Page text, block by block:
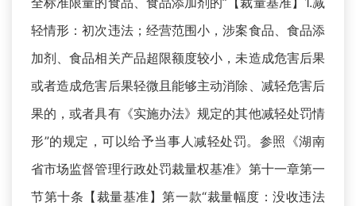
轻情形：初次违法；经营范围小，涉案食品、食品添
加剂、食品相关产品超限额度较小，未造成危害后果
或者造成危害后果轻微且能够主动消除、减轻危害后
果的，或者具有《实施办法》规定的其他减轻处罚情
形”的规定，可以给予当事人减轻处罚。参照《湖南
省市场监督管理行政处罚裁量权基准》第十一章第一
节第十条【裁量基准】第一款“裁量幅度：没收违法